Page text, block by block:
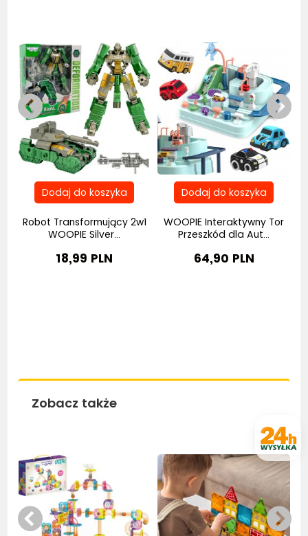
Robot Transformujący 2w1
WOOPIE Silver...
18,99 PLN
WOOPIE Interaktywny Tor
Przeszkód dla Aut...
64,90 PLN
Zobacz także